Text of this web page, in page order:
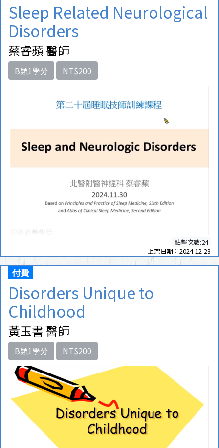
Sleep Related Neurological
Disorders
蔡睿蘋 醫師
B類1學分 NT$200
點擊次數:24
上架日期：2024-12-23
付費
Disorders Unique to
Childhood
黃玉書 醫師
B類1學分 NT$200